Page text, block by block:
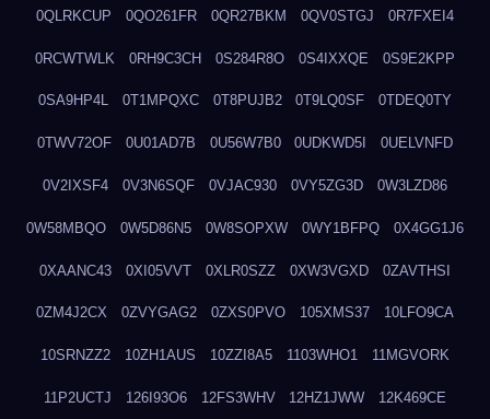
0QLRKCUP 0QO261FR 0QR27BKM 0QV0STGJ 0R7FXEI4
0RCWTWLK 0RH9C3CH 0S284R8O 0S4IXXQE 0S9E2KPP
0SA9HP4L 0T1MPQXC 0T8PUJB2 0T9LQ0SF 0TDEQ0TY
0TWV72OF 0U01AD7B 0U56W7B0 0UDKWD5I 0UELVNFD
0V2IXSF4 0V3N6SQF 0VJAC930 0VY5ZG3D 0W3LZD86
0W58MBQO 0W5D86N5 0W8SOPXW 0WY1BFPQ 0X4GG1J6
0XAANC43 0XI05VVT 0XLR0SZZ 0XW3VGXD 0ZAVTHSI
0ZM4J2CX 0ZVYGAG2 0ZXS0PVO 105XMS37 10LFO9CA
10SRNZZ2 10ZH1AUS 10ZZI8A5 1103WHO1 11MGVORK
11P2UCTJ 126I93O6 12FS3WHV 12HZ1JWW 12K469CE